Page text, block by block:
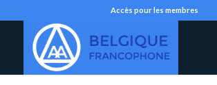
Accès pour les membres